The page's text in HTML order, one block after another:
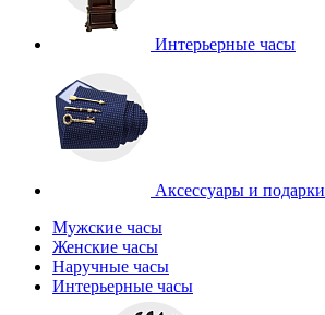
Интерьерные часы
Аксессуары и подарки
Мужские часы
Женские часы
Наручные часы
Интерьерные часы